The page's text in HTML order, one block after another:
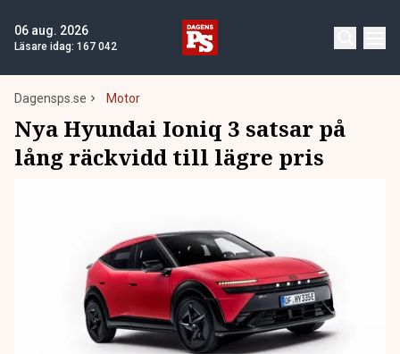
06 aug. 2026
Läsare idag: 167 042
Dagensps.se Motor
Nya Hyundai Ioniq 3 satsar på
lång räckvidd till lägre pris